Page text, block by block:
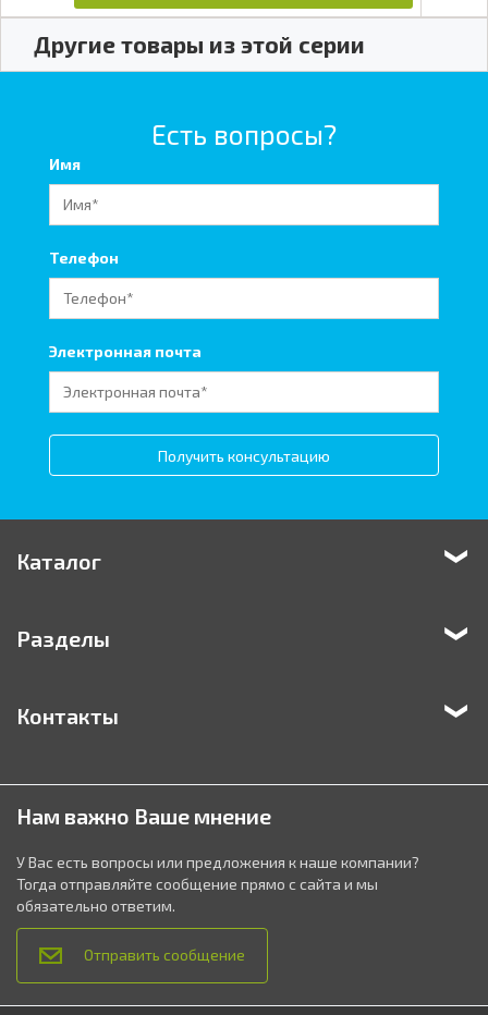
Другие товары из этой серии
Есть вопросы?
Имя
Телефон
Электронная почта
Получить консультацию
Каталог
Разделы
Контакты
Нам важно Ваше мнение
У Вас есть вопросы или предложения к наше компании?
Тогда отправляйте сообщение прямо с сайта и мы
обязательно ответим.
Отправить сообщение